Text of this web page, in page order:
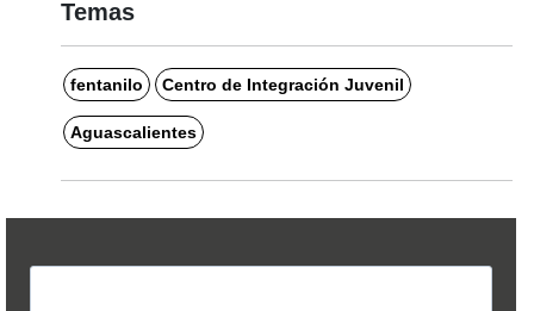
Temas
fentanilo Centro de Integración Juvenil
Aguascalientes